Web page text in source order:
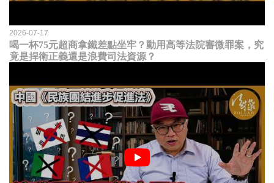
2026-07-17
喝一杯75元超商拿鐵差點坐牢？動用高等法院審微罪案，究
竟是捍衛正義還是浪費司法資源？